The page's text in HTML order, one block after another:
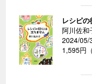
レシピ
阿川佐和
2024/05/
1,595円